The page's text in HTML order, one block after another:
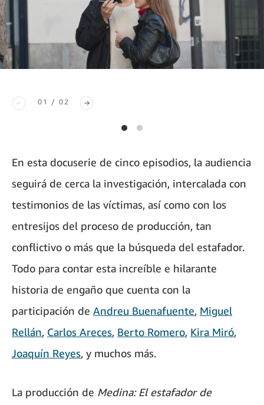
01 / 02
En esta docuserie de cinco episodios, la audiencia
seguirá de cerca la investigación, intercalada con
testimonios de las víctimas, así como con los
entresijos del proceso de producción, tan
conflictivo o más que la búsqueda del estafador.
Todo para contar esta increíble e hilarante
historia de engaño que cuenta con la
participación de Andreu Buenafuente, Miguel
Rellán, Carlos Areces, Berto Romero, Kira Miró,
Joaquín Reyes, y muchos más.
La producción de Medina: El estafador de